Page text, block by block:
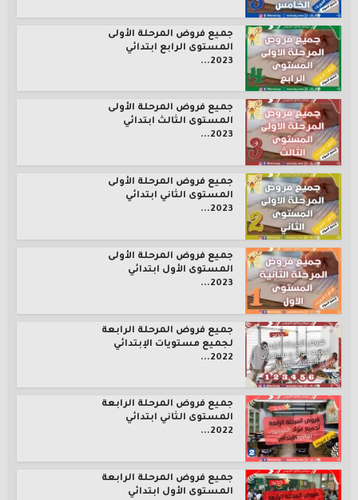
جميع فروض المرحلة الأولى
المستوى الرابع ابتدائي
2023...
جميع فروض المرحلة الأولى
المستوى الثالث ابتدائي
2023...
جميع فروض المرحلة الأولى
المستوى الثاني ابتدائي
2023...
جميع فروض المرحلة الأولى
المستوى الأول ابتدائي
2023...
جميع فروض المرحلة الرابعة
لجميع مستويات الإبتدائي
2022...
جميع فروض المرحلة الرابعة
المستوى الثاني ابتدائي
2022...
جميع فروض المرحلة الرابعة
المستوى الأول ابتدائي